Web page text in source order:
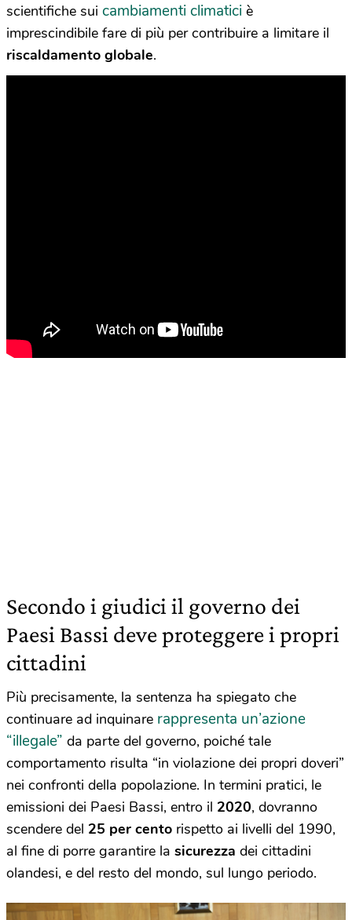
scientifiche sui cambiamenti climatici è
imprescindibile fare di più per contribuire a limitare il
riscaldamento globale.
Secondo i giudici il governo dei
Paesi Bassi deve proteggere i propri
cittadini
Più precisamente, la sentenza ha spiegato che
continuare ad inquinare rappresenta un’azione
“illegale” da parte del governo, poiché tale
comportamento risulta “in violazione dei propri doveri”
nei confronti della popolazione. In termini pratici, le
emissioni dei Paesi Bassi, entro il 2020, dovranno
scendere del 25 per cento rispetto ai livelli del 1990,
al fine di porre garantire la sicurezza dei cittadini
olandesi, e del resto del mondo, sul lungo periodo.